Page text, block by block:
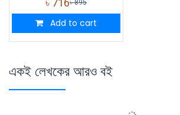
৳ 716৳895
Add to cart
একই লেখকের আরও বই